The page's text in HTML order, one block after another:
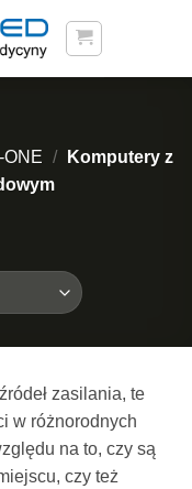
ONE /
Komputery z
zasilania, te
w różnorodnych
na to, czy są
czy też